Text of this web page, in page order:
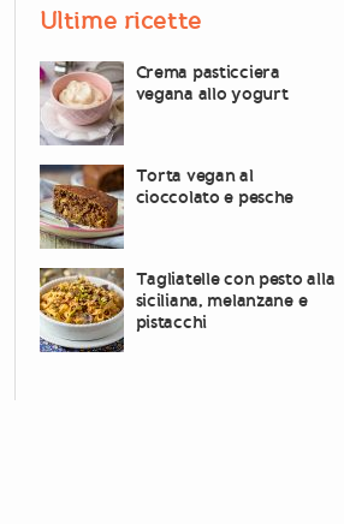
Ultime ricette
Crema pasticciera
Torta vegan al
Tagliatelle con pesto alla
siciliana, melanzane e